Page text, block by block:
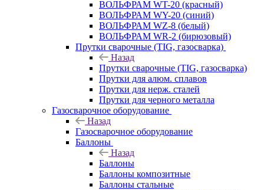
ВОЛЬФРАМ WT-20 (красный)
ВОЛЬФРАМ WY-20 (синий)
ВОЛЬФРАМ WZ-8 (белый)
ВОЛЬФРАМ WR-2 (бирюзовый)
Прутки сварочные (TIG, газосварка)
Назад
Прутки сварочные (TIG, газосварка)
Прутки для алюм. сплавов
Прутки для нерж. сталей
Прутки для черного металла
Газосварочное оборудование
Назад
Газосварочное оборудование
Баллоны
Назад
Баллоны
Баллоны композитные
Баллоны стальные